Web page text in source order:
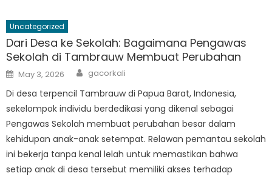
Uncategorized
Dari Desa ke Sekolah: Bagaimana Pengawas
Sekolah di Tambrauw Membuat Perubahan
Posted
on
May 3, 2026 Author
gacorkali
Di desa terpencil Tambrauw di Papua Barat, Indonesia,
sekelompok individu berdedikasi yang dikenal sebagai
Pengawas Sekolah membuat perubahan besar dalam
kehidupan anak-anak setempat. Relawan pemantau sekolah
ini bekerja tanpa kenal lelah untuk memastikan bahwa
setiap anak di desa tersebut memiliki akses terhadap